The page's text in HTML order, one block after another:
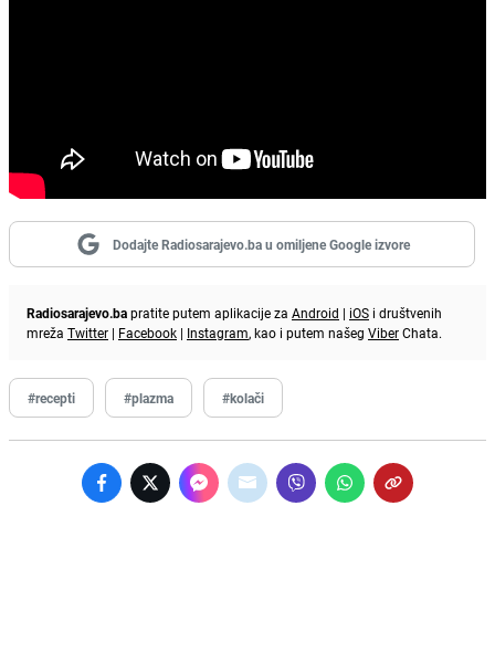
Dodajte Radiosarajevo.ba u omiljene Google izvore
Radiosarajevo.bapratite putem aplikacije za Android | iOS i društvenih
mreža Twitter | Facebook | Instagram, kao i putem našeg ViberChata.
#recepti #plazma #kolači